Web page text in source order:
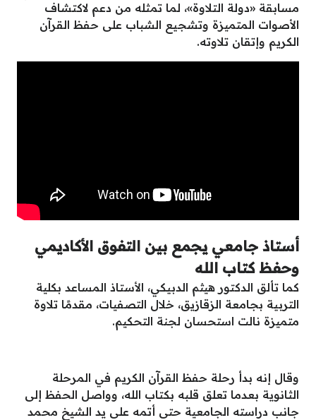
مسابقة «دولة التلاوة»، لما تمثله من دعم لاكتشاف
الأصوات المتميزة وتشجيع الشباب على حفظ القرآن
الكريم وإتقان تلاوته.
أستاذ جامعي يجمع بين التفوق الأكاديمي
وحفظ كتاب الله
كما تألق الدكتور هيثم الدبيكي، الأستاذ المساعد بكلية
التربية بجامعة الزقازيق، خلال التصفيات، مقدمًا تلاوة
متميزة نالت استحسان لجنة التحكيم.
وقال إنه بدأ رحلة حفظ القرآن الكريم في المرحلة
الثانوية بعدما تعلق قلبه بكتاب الله، وواصل الحفظ إلى
جانب دراسته الجامعية حتى أتمه على يد الشيخ محمد